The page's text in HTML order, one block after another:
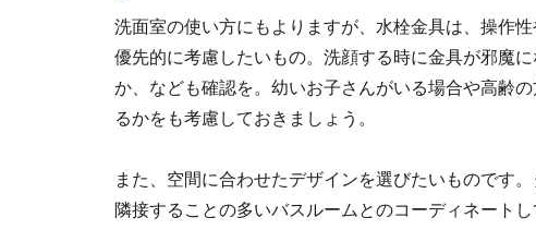
洗面室の使い方にもよりますが、水栓金具は、操作
優先的に考慮したいもの。洗顔する時に金具が邪魔
か、なども確認を。幼いお子さんがいる場合や高齢
るかをも考慮しておきましょう。
また、空間に合わせたデザインを選びたいものです
隣接することの多いバスルームとのコーディネート